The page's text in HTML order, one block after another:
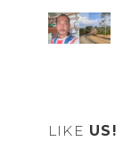
LIKE US!